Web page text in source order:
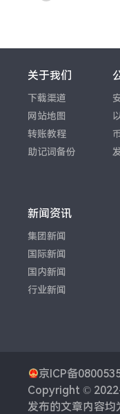
关于我们
下载渠道
网站地图
转账教程
助记词备份
新闻资讯
集团新闻
国际新闻
国内新闻
行业新闻
京ICP备
Copyright ©
发布的文章内容均